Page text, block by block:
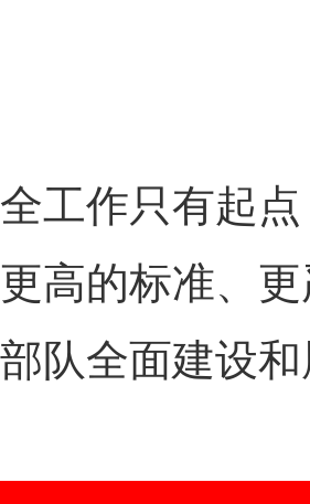
工作只有起
高的标准、
队全面建设